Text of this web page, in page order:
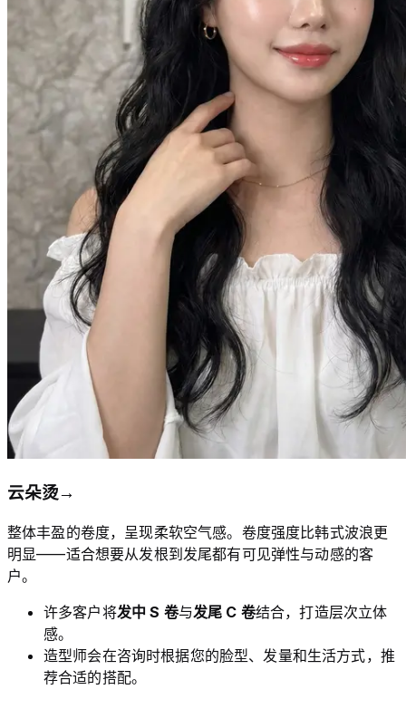
云朵烫→
整体丰盈的卷度，呈现柔软空气感。卷度强度比韩式波浪更
明显——适合想要从发根到发尾都有可见弹性与动感的客
户。
许多客户将发中 S 卷与发尾 C 卷结合，打造层次立体
感。
造型师会在咨询时根据您的脸型、发量和生活方式，推
荐合适的搭配。